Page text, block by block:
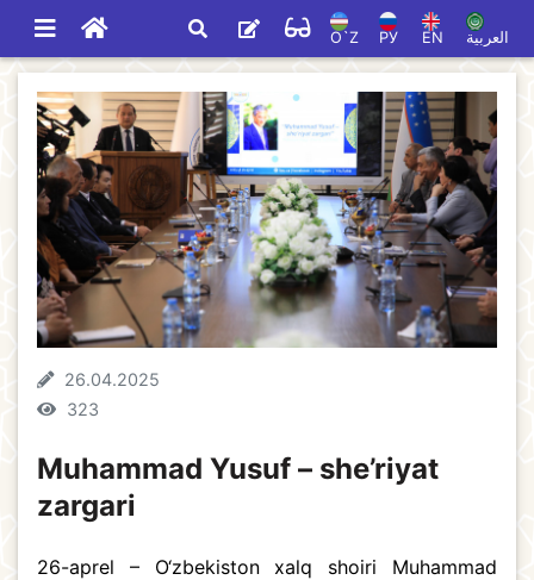
O`Z РУ EN العربية
26.04.2025
323
Muhammad Yusuf – she’riyat
zargari
26-aprel – O‘zbekiston xalq shoiri Muhammad